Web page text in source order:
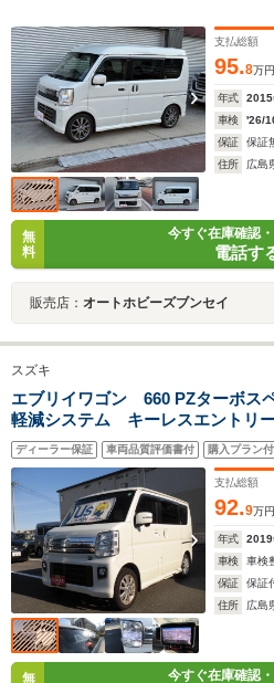
支払総額
95.8万円
年式 2015
車検
'26/
保証
保証
住所
広島
無
料
今すぐ在庫確認
電話す
販売店： オートホビーズブンセイ
スズキ
エブリイワゴン 660 PZターボ
軽減システム キーレスエントリ
ト リクエストスイッチ ターボ
ディーラー保証 車両品質評価書付 購入プラン付
支払総額
92.9万円
年式 2019
車検
車検
保証
保証
住所
広島
無 今すぐ在庫確認